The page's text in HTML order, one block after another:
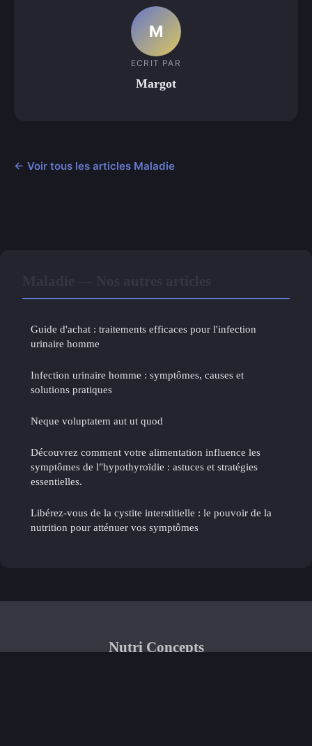
M
ECRIT PAR
Margot
← Voir tous les articles Maladie
Guide d'achat : traitements efficaces pour l'infection
urinaire homme
Infection urinaire homme : symptômes, causes et
solutions pratiques
Neque voluptatem aut ut quod
Découvrez comment votre alimentation influence les
symptômes de l"hypothyroïdie : astuces et stratégies
essentielles.
Libérez-vous de la cystite interstitielle : le pouvoir de la
nutrition pour atténuer vos symptômes
Nutri Concepts